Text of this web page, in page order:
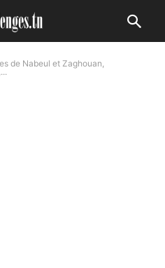
de Nabeul et Zaghouan,